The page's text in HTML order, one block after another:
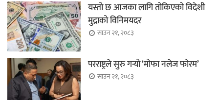
यस्तो छ आजका लागि तोकिएको विदेशी
मुद्राको विनिमयदर
साउन २१, २०८३
परराष्ट्रले सुरु गर्‍यो ‘मोफा नलेज फोरम’
साउन २१, २०८३